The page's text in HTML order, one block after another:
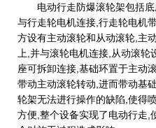
电动行走防爆滚轮架包括
与行走轮电机连接,行走轮电机
方设有主动滚轮和从动滚轮,主
上,并与滚轮电机连接,从动滚
座可拆卸连接,基础环置于主动
带动主动滚轮转动,进而带动基
轮架无法进行操作的缺陷,使得
方便,整个设备实现了电动行走,